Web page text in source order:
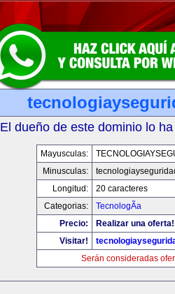
El dueño de este dominio lo
Mayusculas:
Minusculas:
Longitud:
20 caracteres
Categorias:
TecnologÃ­a
Precio:
Realizar una oferta!
Visitar!
Serán consideradas